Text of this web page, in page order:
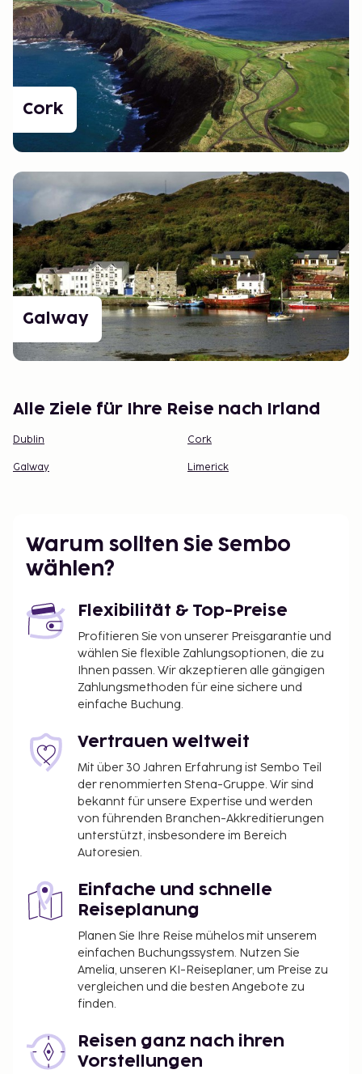
Cork
Galway
Alle Ziele für Ihre Reise nach Irland
Dublin Cork
Galway Limerick
Warum sollten Sie Sembo
wählen?
Flexibilität & Top-Preise
Profitieren Sie von unserer Preisgarantie und
wählen Sie flexible Zahlungsoptionen, die zu
Ihnen passen. Wir akzeptieren alle gängigen
Zahlungsmethoden für eine sichere und
einfache Buchung.
Vertrauen weltweit
Mit über 30 Jahren Erfahrung ist Sembo Teil
der renommierten Stena-Gruppe. Wir sind
bekannt für unsere Expertise und werden
von führenden Branchen-Akkreditierungen
unterstützt, insbesondere im Bereich
Autoresien.
Einfache und schnelle
Reiseplanung
Planen Sie Ihre Reise mühelos mit unserem
einfachen Buchungssystem. Nutzen Sie
Amelia, unseren KI-Reiseplaner, um Preise zu
vergleichen und die besten Angebote zu
finden.
Reisen ganz nach ihren
Vorstellungen